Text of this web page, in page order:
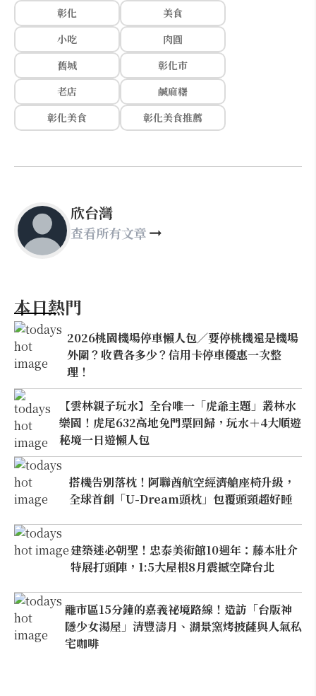
彰化
美食
小吃
肉圓
舊城
彰化市
老店
鹹麻糬
彰化美食
彰化美食推薦
欣台灣
查看所有文章
本日熱門
2026桃園機場停車懶人包／要停桃機還是機場
外圍？收費各多少？信用卡停車優惠一次整
理！
【雲林親子玩水】全台唯一「虎爺主題」叢林水
樂園！虎尾632高地免門票回歸，玩水＋4大順遊
秘境一日遊懶人包
搭機告別落枕！阿聯酋航空經濟艙座椅升級，
全球首創「U-Dream頭枕」包覆頭頸超好睡
建築迷必朝聖！忠泰美術館10週年：藤本壯介
特展打頭陣，1:5大屋根8月震撼空降台北
離市區15分鐘的嘉義祕境路線！造訪「台版神
隱少女湯屋」清豐濤月、湖景窯烤披薩與人氣私
宅咖啡